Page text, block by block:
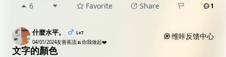
6 Favorite Share 1
什麼水平。 Lv7
04/01/2024友善蕉流🍌你我做起❤️
维咔反馈中心
文字的顏色